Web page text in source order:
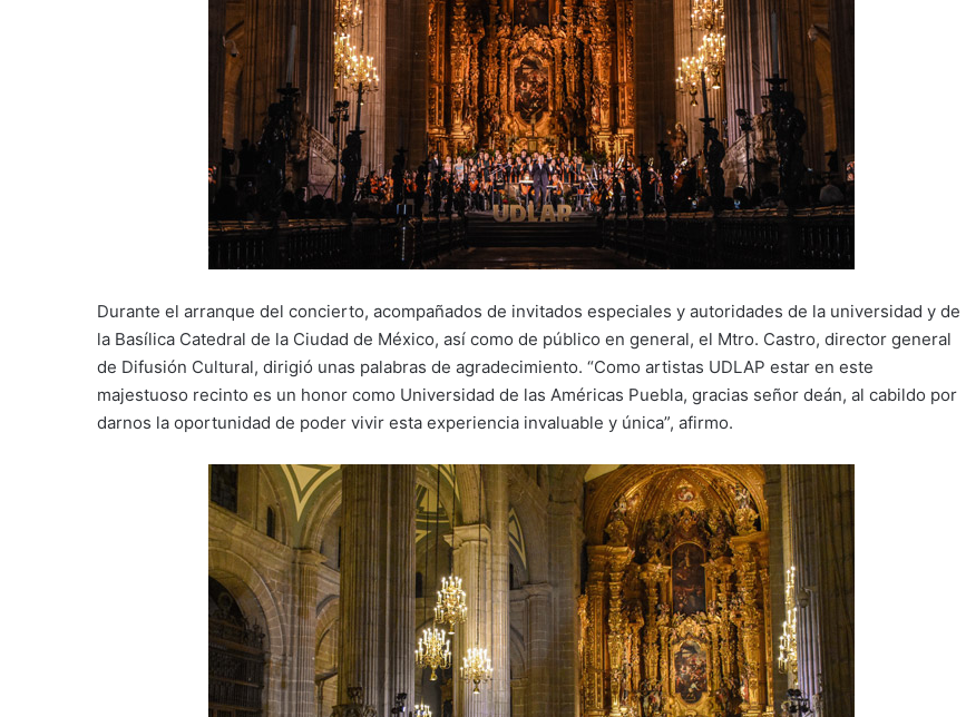
Durante el arranque del concierto, acompañados de invitados especiales y autoridades de la universidad y de
la Basílica Catedral de la Ciudad de México, así como de público en general, el Mtro. Castro, director general
de Difusión Cultural, dirigió unas palabras de agradecimiento. “Como artistas UDLAP estar en este
majestuoso recinto es un honor como Universidad de las Américas Puebla, gracias señor deán, al cabildo por
darnos la oportunidad de poder vivir esta experiencia invaluable y única”, afirmo.